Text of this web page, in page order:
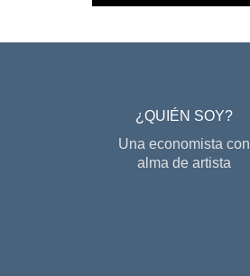
¿QUIÉN SOY?
Una economista con
alma de artista